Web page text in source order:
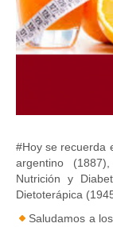
#Hoy se recuerda
argentino
Nutrición y
Dietoterápica
Saludamos a